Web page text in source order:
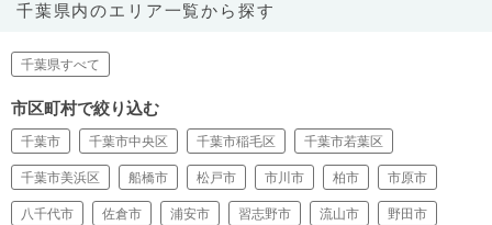
千葉県内のエリア一覧から探す
千葉県すべて
市区町村で絞り込む
千葉市 千葉市中央区 千葉市稲毛区 千葉市若葉区
千葉市美浜区 船橋市 松戸市 市川市 柏市 市原市
八千代市 佐倉市 浦安市 習志野市 流山市 野田市